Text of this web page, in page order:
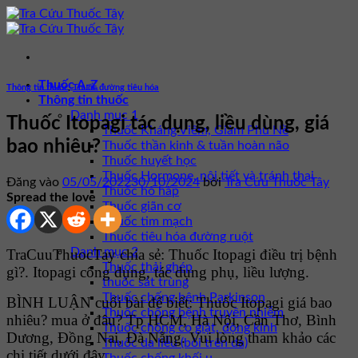
Bỏ
qua
dung
Thuốc A-Z
Thông tin thuốc
Danh mục 1
Thuốc Kháng Viêm, Giảm Phù Nề
Thuốc thần kinh & tuần hoàn não
Thuốc huyết học
Thuốc Hormone, nội tiết và tránh thai
Thuốc hô hấp
Thuốc giãn cơ
Thuốc tim mạch
Thuốc tiêu hóa đường ruột
Danh mục 2
Thuốc thải ghép
thuốc sát trùng
Thuốc chống bệnh Parkinson
Thuốc chống bệnh truyền nhiễm
Thuốc chống co giật, động kinh
Thuốc da liễu (bôi trên da)
Thông tin thuốc,Thuốc đường tiêu hóa
Thuốc Itopagi tác dụng, liều dùng, giá
bao nhiêu?
Đăng vào 05/05/202230/10/2024 bởiTra Cứu Thuốc Tây
Spread the love
TraCuuThuocTay chia sẻ: Thuốc Itopagi điều trị bệnh
gì?. Itopagi công dụng, tác dụng phụ, liều lượng.
BÌNH LUẬN cuối bài để biết: Thuốc Itopagi giá bao
nhiêu? mua ở đâu? Tp HCM, Hà Nội, Cần Thơ, Bình
Dương, Đồng Nai, Đà Nẵng. Vui lòng tham khảo các